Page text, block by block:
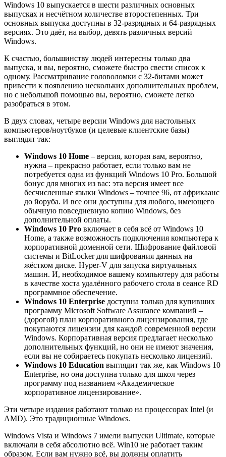
Windows 10 выпускается в шести различных основных
выпусках и несчётном количестве второстепенных. Три
основных выпуска доступны в 32-разрядных и 64-разрядных
версиях. Это даёт, на выбор, девять различных версий
Windows.
К счастью, большинству людей интересны только два
выпуска, и вы, вероятно, сможете быстро свести список к
одному. Рассматривание головоломки с 32-битами может
привести к появлению нескольких дополнительных проблем,
но с небольшой помощью вы, вероятно, сможете легко
разобраться в этом.
В двух словах, четыре версии Windows для настольных
компьютеров/ноутбуков (и целевые клиентские базы)
выглядят так:
Windows 10 Home – версия, которая вам, вероятно,
нужна – прекрасно работает, если только вам не
потребуется одна из функций Windows 10 Pro. Большой
бонус для многих из вас: эта версия имеет все
бесчисленные языки Windows – точнее 96, от африкаанс
до йоруба. И все они доступны для любого, имеющего
обычную повседневную копию Windows, без
дополнительной оплаты.
Windows 10 Pro включает в себя всё от Windows 10
Home, а также возможность подключения компьютера к
корпоративной доменной сети. Шифрование файловой
системы и BitLocker для шифрования данных на
жёстком диске. Hyper-V для запуска виртуальных
машин. И, необходимое вашему компьютеру для работы
в качестве хоста удалённого рабочего стола в сеансе RD
программное обеспечение.
Windows 10 Enterprise доступна только для купивших
программу Microsoft Software Assurance компаний –
(дорогой) план корпоративного лицензирования, где
покупаются лицензии для каждой современной версии
Windows. Корпоративная версия предлагает несколько
дополнительных функций, но они не имеют значения,
если вы не собираетесь покупать несколько лицензий.
Windows 10 Education выглядит так же, как Windows 10
Enterprise, но она доступна только для школ через
программу под названием «Академическое
корпоративное лицензирование».
Эти четыре издания работают только на процессорах Intel (и
AMD). Это традиционные Windows.
Windows Vista и Windows 7 имели выпуски Ultimate, которые
включали в себя абсолютно всё. Win10 не работает таким
образом. Если вам нужно всё, вы должны оплатить